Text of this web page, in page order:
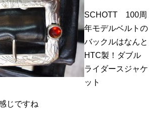
SCHOTT 100周
年モデルベルトの
バックルはなんと
HTC製！ダブル
ライダースジャケ
ット
じですね